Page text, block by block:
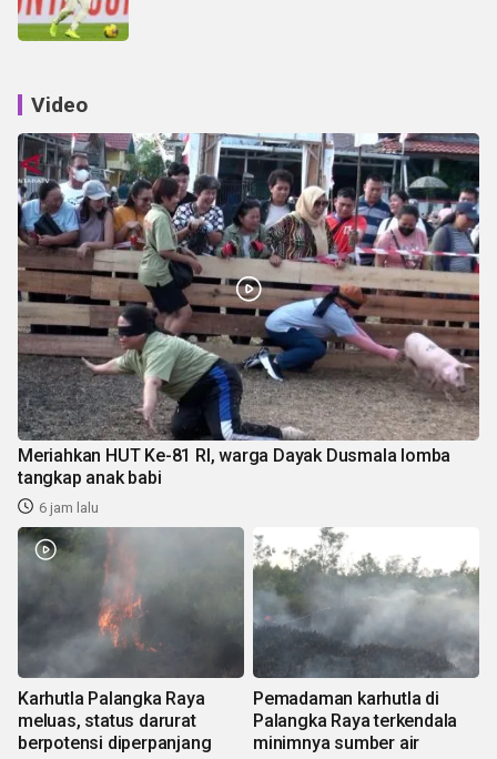
Video
Meriahkan HUT Ke-81 RI, warga Dayak Dusmala lomba
tangkap anak babi
6 jam lalu
Karhutla Palangka Raya
meluas, status darurat
berpotensi diperpanjang
Pemadaman karhutla di
Palangka Raya terkendala
minimnya sumber air